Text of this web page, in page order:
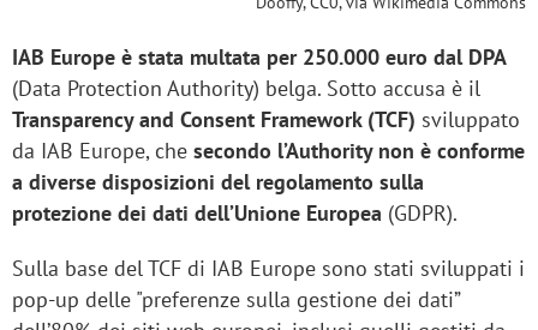
IAB Europe è stata multata per 250.000 euro dal DPA
(Data Protection Authority) belga. Sotto accusa è il
Transparency and Consent Framework (TCF) sviluppato
da IAB Europe, che secondo l’Authority non è conforme
a diverse disposizioni del regolamento sulla
protezione dei dati dell’Unione Europea (GDPR).
Sulla base del TCF di IAB Europe sono stati sviluppati i
pop-up delle "preferenze sulla gestione dei dati”